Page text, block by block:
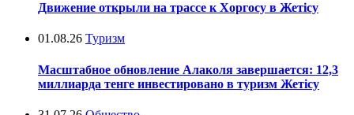
Движение открыли на трассе к Хоргосу в Жетісу
01.08.26 Туризм
Масштабное обновление Алаколя завершается: 12,3
миллиарда тенге инвестировано в туризм Жетісу